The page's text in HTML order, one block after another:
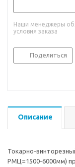
Наши менеджеры
условия заказа
Поделиться
Описание
Токарно-
РМЦ=1500-6000мм)